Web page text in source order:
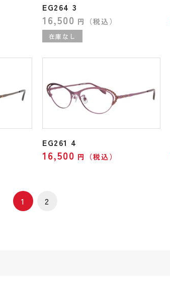
EG264 3
16,500 円（税込）
EG261 4
16,500 円（税込）
1 2